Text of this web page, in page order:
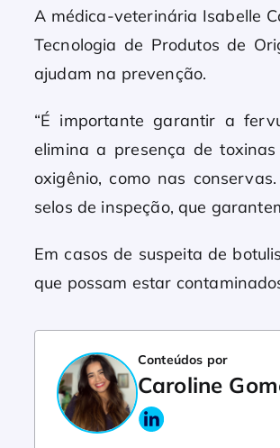
A médica-veterinária Isabelle
Tecnologia de Produtos de
ajudam na prevenção.
“É importante garantir a
elimina a presença de
oxigênio, como nas
selos de inspeção, que
Em casos de suspeita de
que possam estar
Conteúdos por
Caroline